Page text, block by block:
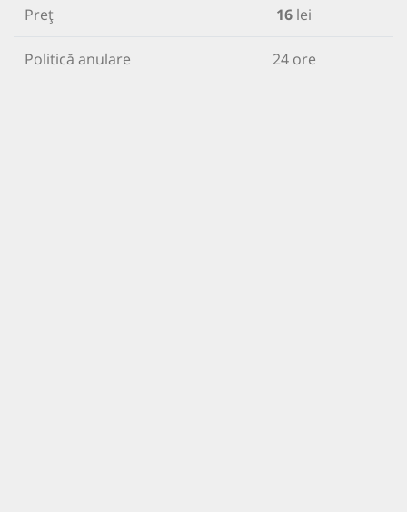
Preț 16 lei
Politică anulare 24 ore